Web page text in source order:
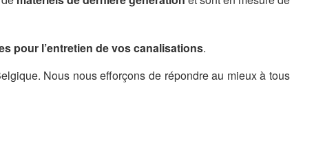
pour l’entretien de vos canalisations.
Nous nous efforçons de répondre au mieux à tous